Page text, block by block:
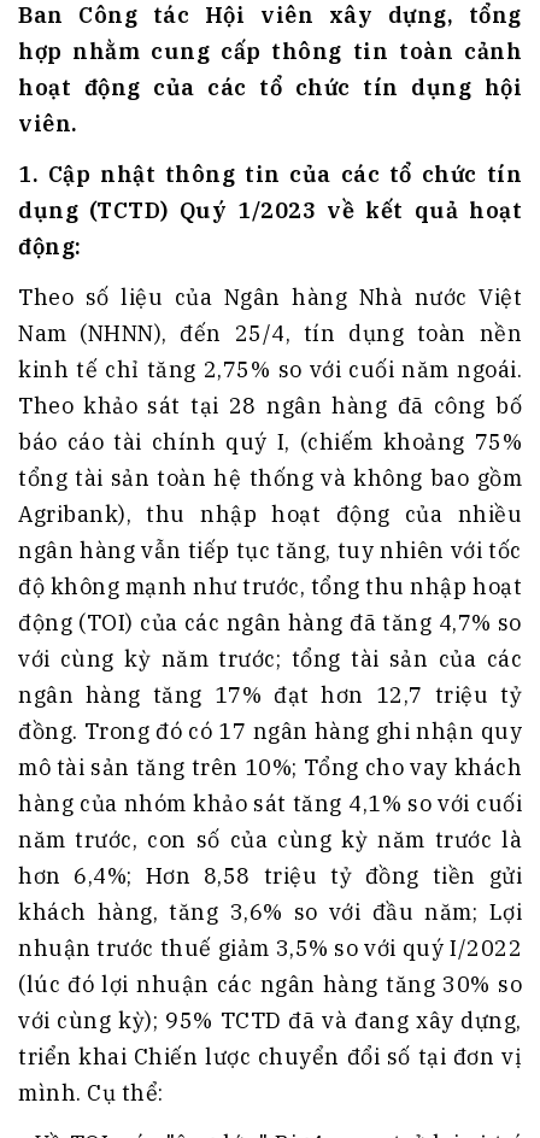
Ban Công tác Hội viên xây dựng, tổng
hợp nhằm cung cấp thông tin toàn cảnh
hoạt động của các tổ chức tín dụng hội
viên.
1. Cập nhật thông tin của các tổ chức tín
dụng (TCTD) Quý 1/2023 về kết quả hoạt
động:
Theo số liệu của Ngân hàng Nhà nước Việt
Nam (NHNN), đến 25/4, tín dụng toàn nền
kinh tế chỉ tăng 2,75% so với cuối năm ngoái.
Theo khảo sát tại 28 ngân hàng đã công bố
báo cáo tài chính quý I, (chiếm khoảng 75%
tổng tài sản toàn hệ thống và không bao gồm
Agribank), thu nhập hoạt động của nhiều
ngân hàng vẫn tiếp tục tăng, tuy nhiên với tốc
độ không mạnh như trước, tổng thu nhập hoạt
động (TOI) của các ngân hàng đã tăng 4,7% so
với cùng kỳ năm trước; tổng tài sản của các
ngân hàng tăng 17% đạt hơn 12,7 triệu tỷ
đồng. Trong đó có 17 ngân hàng ghi nhận quy
mô tài sản tăng trên 10%; Tổng cho vay khách
hàng của nhóm khảo sát tăng 4,1% so với cuối
năm trước, con số của cùng kỳ năm trước là
hơn 6,4%; Hơn 8,58 triệu tỷ đồng tiền gửi
khách hàng, tăng 3,6% so với đầu năm; Lợi
nhuận trước thuế giảm 3,5% so với quý I/2022
(lúc đó lợi nhuận các ngân hàng tăng 30% so
với cùng kỳ); 95% TCTD đã và đang xây dựng,
triển khai Chiến lược chuyển đổi số tại đơn vị
mình. Cụ thể: